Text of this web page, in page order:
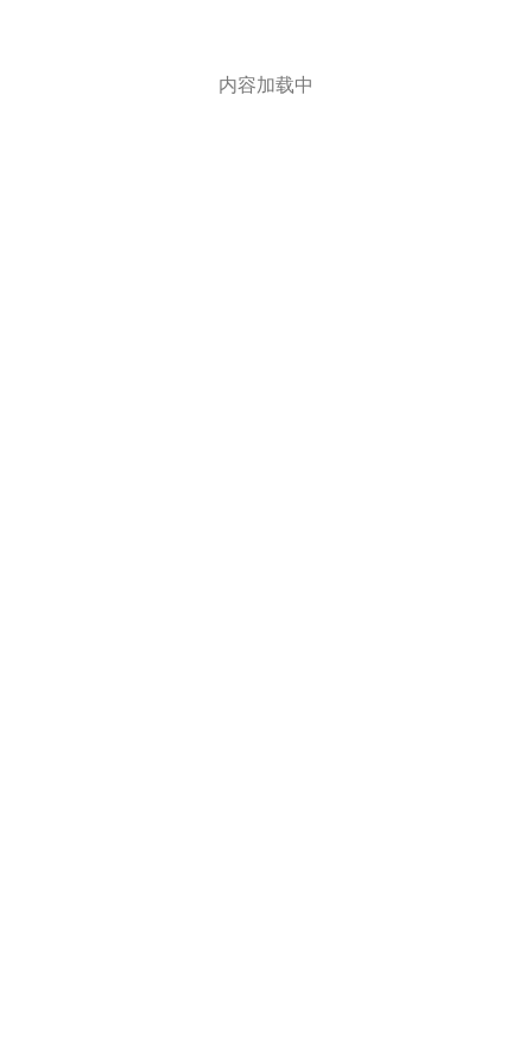
内容加载中